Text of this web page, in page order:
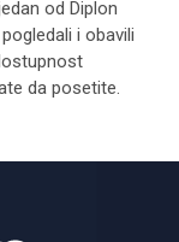
od Diplon
i obavili
da posetite.